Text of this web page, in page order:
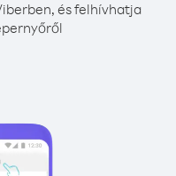
és felhívhatja